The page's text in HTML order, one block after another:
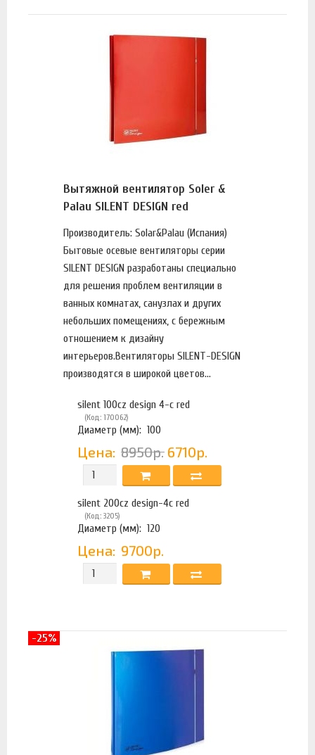
Вытяжной вентилятор Soler &
Palau SILENT DESIGN red
Производитель: Solar&Palau (Испания)
Бытовые осевые вентиляторы серии
SILENT DESIGN разработаны специально
для решения проблем вентиляции в
ванных комнатах, санузлах и других
небольших помещениях, с бережным
отношением к дизайну
интерьеров.Вентиляторы SILENT-DESIGN
производятся в широкой цветов...
silent 100cz design 4-с red
(Код: 170062)
Диаметр (мм):100
Цена:8950р. 6710р.
silent 200cz design-4c red
(Код: 3205)
Диаметр (мм):120
Цена: 9700р.
-25%